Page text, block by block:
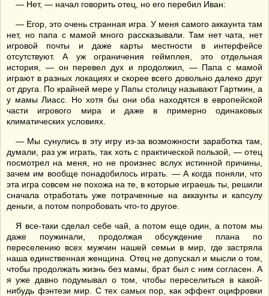
— Нет, — начал говорить отец, но его перебил Иван:
— Егор, это очень странная игра. У меня самого аккаунта там
нет, но папа с мамой много рассказывали. Там нет чата, нет
игровой почты и даже карты местности в интерфейсе
отсутствуют. А уж ограничения геймплея, это отдельная
история, — он перевел дух и продолжил, — Папа с мамой
играют в разных локациях и скорее всего довольно далеко друг
от друга. По крайней мере у Папы столицу называют Гартмин, а
у мамы Лиасс. Но хотя бы они оба находятся в европейской
части игрового мира и даже в примерно одинаковых
климатических условиях.
— Мы сунулись в эту игру из-за возможности заработка там,
думали, раз уж играть, так хоть с практической пользой, — отец
посмотрел на меня, но не произнес вслух истинной причины,
зачем им вообще понадобилось играть. — А когда поняли, что
эта игра совсем не похожа на те, в которые играешь ты, решили
сначала отработать уже потраченные на аккаунты и капсулу
деньги, а потом попробовать что-то другое.
Я все-таки сделал себе чай, а потом еще один, а потом мы
даже поужинали, продолжая обсуждение плана по
переселению всех мужчин нашей семьи в мир, где застряла
наша единственная женщина. Отец не допускал и мысли о том,
чтобы продолжать жизнь без мамы, брат был с ним согласен. А
я уже давно подумывал о том, чтобы переселиться в какой-
нибудь фэнтези мир. С тех самых пор, как эффект оцифровки